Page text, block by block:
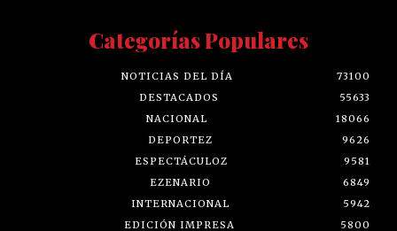
Categorías Populares
NOTICIAS DEL DÍA
73100
DESTACADOS
55633
NACIONAL
18066
DEPORTEZ
9626
ESPECTÁCULOZ
9581
EZENARIO
6849
INTERNACIONAL
5942
EDICIÓN IMPRESA
5800